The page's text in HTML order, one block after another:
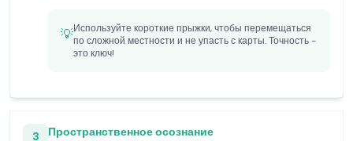
💡Используйте короткие прыжки, чтобы перемещаться
по сложной местности и не упасть с карты. Точность -
это ключ!
3 Пространственное осознание